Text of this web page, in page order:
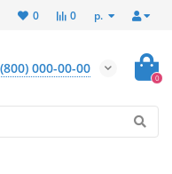
р.
0
0
000-00-00
0